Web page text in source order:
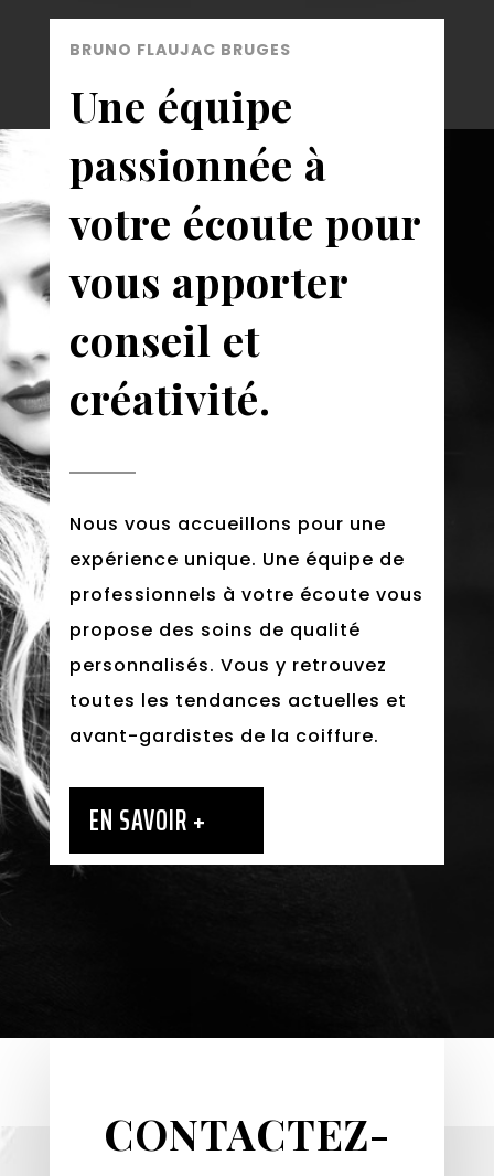
BRUNO FLAUJAC BRUGES
Une équipe
passionnée à
votre écoute pour
vous apporter
conseil et
créativité.
Nous vous accueillons pour une
expérience unique. Une équipe de
professionnels à votre écoute vous
propose des soins de qualité
personnalisés. Vous y retrouvez
toutes les tendances actuelles et
avant-gardistes de la coiffure.
EN SAVOIR +
CONTACTEZ-